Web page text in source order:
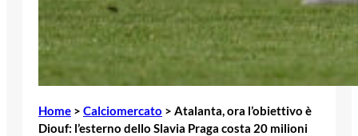
Home > Calciomercato > Atalanta, ora l’obiettivo è
Diouf: l’esterno dello Slavia Praga costa 20 milioni